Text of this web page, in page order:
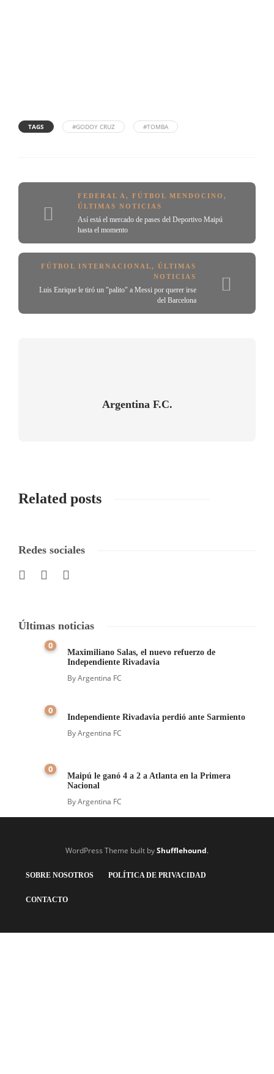
TAGS #GODOY CRUZ #TOMBA
FEDERAL A , FÚTBOL MENDOCINO ,
ÚLTIMAS NOTICIAS
Así está el mercado de pases del Deportivo Maipú
hasta el momento
FÚTBOL INTERNACIONAL, ÚLTIMAS
NOTICIAS
Luis Enrique le tiró un "palito" a Messi por querer irse
del Barcelona
Argentina F.C.
Related posts
Redes sociales
Últimas noticias
0
Maximiliano Salas, el nuevo refuerzo de
Independiente Rivadavia
ByArgentina FC
0
Independiente Rivadavia perdió ante Sarmiento
ByArgentina FC
0
Maipú le ganó 4 a 2 a Atlanta en la Primera
Nacional
ByArgentina FC
WordPress Theme built byShufflehound.
SOBRE NOSOTROS POLÍTICA DE PRIVACIDAD
CONTACTO